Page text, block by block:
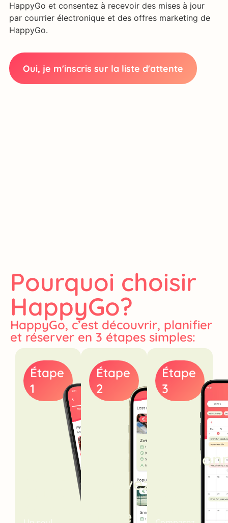
HappyGo et consentez à recevoir des mises à jour
par courrier électronique et des offres marketing de
HappyGo.
Pourquoi choisir
HappyGo?
HappyGo, c’est découvrir, planifier
et réserver en 3 étapes simples:
Étape
1
compte
Étape
2
Trouvez
stage
Étape
3